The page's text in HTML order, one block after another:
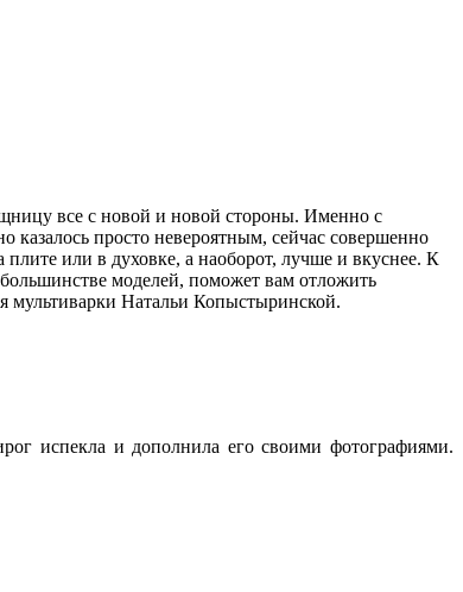
все с новой и новой стороны. Именно с
просто невероятным, сейчас совершенно
или в духовке, а наоборот, лучше и вкуснее. К
моделей, поможет вам отложить
мультиварки Натальи Копыстыринской.
испекла и дополнила его своими фотографиями.